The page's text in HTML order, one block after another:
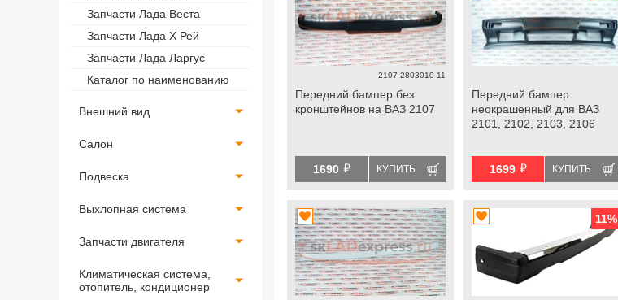
Запчасти Лада Веста
Запчасти Лада Х Рей
Запчасти Лада Ларгус
Каталог по наименованию
Внешний вид
Салон
Подвеска
Выхлопная система
Запчасти двигателя
Климатическая система,
отопитель, кондиционер
2107-2803010-11
Передний бампер без
кронштейнов на ВАЗ 2107
1690 й КУПИТЬ
Передний бампер
неокрашенный для ВАЗ
2101, 2102, 2103, 2106
1699 й КУПИТЬ
11%